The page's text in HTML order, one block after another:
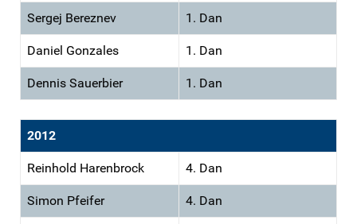
Sergej Bereznev 1. Dan
Daniel Gonzales 1. Dan
Dennis Sauerbier 1. Dan
2012
Reinhold Harenbrock 4. Dan
Simon Pfeifer 4. Dan